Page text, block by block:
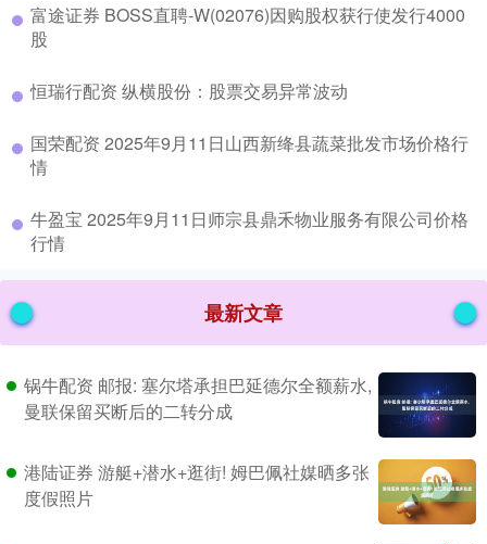
​富途证券 BOSS直聘-W(02076)因购股权获行使发行4000
股
​恒瑞行配资 纵横股份：股票交易异常波动
​国荣配资 2025年9月11日山西新绛县蔬菜批发市场价格行
情
​牛盈宝 2025年9月11日师宗县鼎禾物业服务有限公司价格
行情
最新文章
锅牛配资 邮报: 塞尔塔承担巴延德尔全额薪水,
曼联保留买断后的二转分成
港陆证券 游艇+潜水+逛街! 姆巴佩社媒晒多张
度假照片